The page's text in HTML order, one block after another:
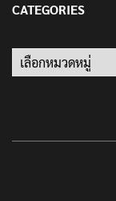
CATEGORIES